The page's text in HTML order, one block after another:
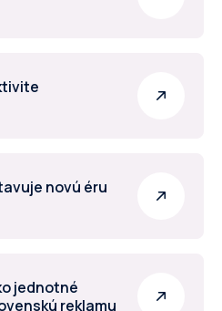
novú éru
jednotné
reklamu